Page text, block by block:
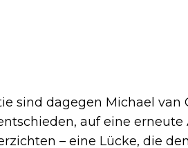
sind dagegen Michael van
auf eine erneute
– eine Lücke, die